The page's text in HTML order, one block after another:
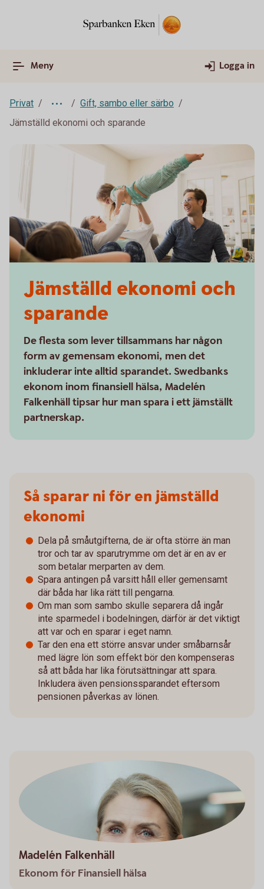
Meny Logga in
Privat
Gift, sambo eller särbo
Jämställd ekonomi och sparande
Jämställd ekonomi och
sparande
De flesta som lever tillsammans har någon
form av gemensam ekonomi, men det
inkluderar inte alltid sparandet. Swedbanks
ekonom inom finansiell hälsa, Madelén
Falkenhäll tipsar hur man spara i ett jämställt
partnerskap.
Så sparar ni för en jämställd
ekonomi
Dela på småutgifterna, de är ofta större än man
tror och tar av sparutrymme om det är en av er
som betalar merparten av dem.
Spara antingen på varsitt håll eller gemensamt
där båda har lika rätt till pengarna.
Om man som sambo skulle separera då ingår
inte sparmedel i bodelningen, därför är det viktigt
att var och en sparar i eget namn.
Tar den ena ett större ansvar under småbarnsår
med lägre lön som effekt bör den kompenseras
så att båda har lika förutsättningar att spara.
Inkludera även pensionssparandet eftersom
pensionen påverkas av lönen.
Madelén Falkenhäll
Ekonom för Finansiell hälsa